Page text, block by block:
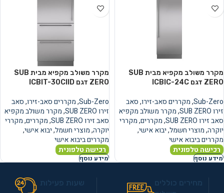
מקרר משולב מקפיא מבית SUB
ZERO דגם ICBIC-24C
Sub-Zero
,מקררים סאב-זירו,סאב
זירו SUB ZERO
,מקרר משולב מקפיא
סאב זירו SUB ZERO
,מקררים,מקררי
יוקרה,מוצרי חשמל,יבוא אישי,
מקררים ביבוא אישי
רכישה טלפונית
מידע נוסף
מקרר משולב מקפיא מבית SUB
ZERO דגם ICBIT-30CIID
Sub-Zero
,מקררים סאב-זירו,סאב
זירו SUB ZERO
,מקרר משולב מקפיא
סאב זירו SUB ZERO
,מקררים,מקררי
יוקרה,מוצרי חשמל,יבוא אישי,
מקררים ביבוא אישי
רכישה טלפונית
מידע נוסף